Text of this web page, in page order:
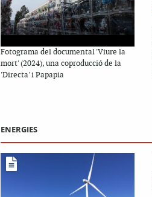
Fotograma del documental 'Viure la
mort' (2024), una coproducció de la
'Directa' i Papapia
ENERGIES